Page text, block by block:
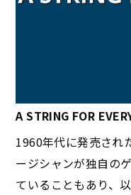
A STRING FOR
1960年代に発売され
ージシャンが独自の
ていることもあり、